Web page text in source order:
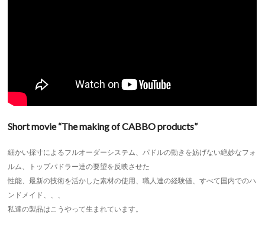
Short movie “The making of CABBO products”
細かい採寸によるフルオーダーシステム、パドルの動きを妨げない絶妙なフォ
ルム、トップパドラー達の要望を反映させた
性能、最新の技術を活かした素材の使用、職人達の経験値、すべて国内でのハ
ンドメイド、、、
私達の製品はこうやって生まれています。